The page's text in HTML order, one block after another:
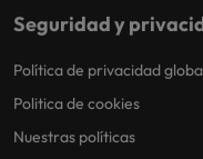
Seguridad y
Política de privacidad
Politica de cookies
Nuestras políticas